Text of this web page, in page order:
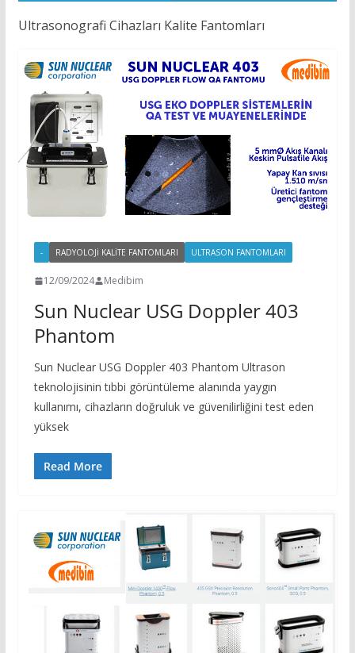
Ultrasonografi Cihazları Kalite Fantomları
- RADYOLOJI KALITE FANTOMLARI ULTRASON FANTOMLARI
12/09/2024 Medibim
Sun Nuclear USG Doppler 403
Phantom
Sun Nuclear USG Doppler 403 Phantom Ultrason
teknolojisinin tıbbi görüntüleme alanında yaygın
kullanımı, cihazların doğruluk ve güvenilirliğini test eden
yüksek
Read More